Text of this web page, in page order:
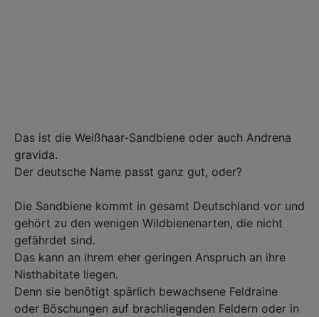
Das ist die Weißhaar-Sandbiene oder auch Andrena
gravida.⁣
Der deutsche Name passt ganz gut, oder? ⁣
Die Sandbiene kommt in gesamt Deutschland vor und
gehört zu den wenigen Wildbienenarten, die nicht
gefährdet sind. ⁣
Das kann an ihrem eher geringen Anspruch an ihre
Nisthabitate liegen. ⁣
Denn sie benötigt spärlich bewachsene Feldraine
oder Böschungen auf brachliegenden Feldern oder in